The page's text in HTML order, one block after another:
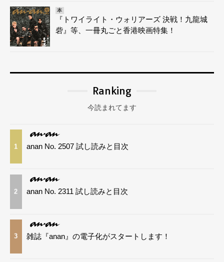
本
『トワイライト・ウォリアーズ 決戦！九龍城
砦』等、一冊丸ごと香港映画特集！
Ranking
今読まれてます
1 anan No. 2507 試し読みと目次
2 anan No. 2311 試し読みと目次
3 雑誌『anan』の電子化がスタートします！